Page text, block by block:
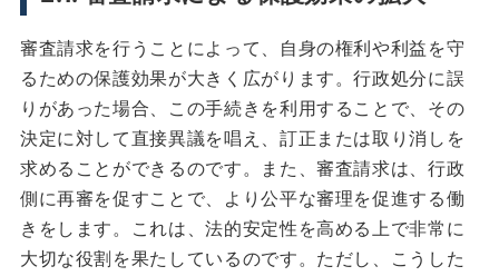
審査請求を行うことによって、自身の権利や利益を守
るための保護効果が大きく広がります。行政処分に誤
りがあった場合、この手続きを利用することで、その
決定に対して直接異議を唱え、訂正または取り消しを
求めることができるのです。また、審査請求は、行政
側に再審を促すことで、より公平な審理を促進する働
きをします。これは、法的安定性を高める上で非常に
大切な役割を果たしているのです。ただし、こうした